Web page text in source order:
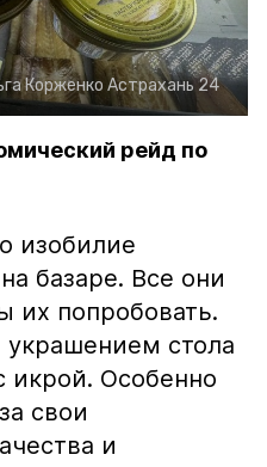
Корженко Астрахань 24
рейд по
изобилие
базаре. Все они
их попробовать.
стола
икрой. Особенно
свои
и